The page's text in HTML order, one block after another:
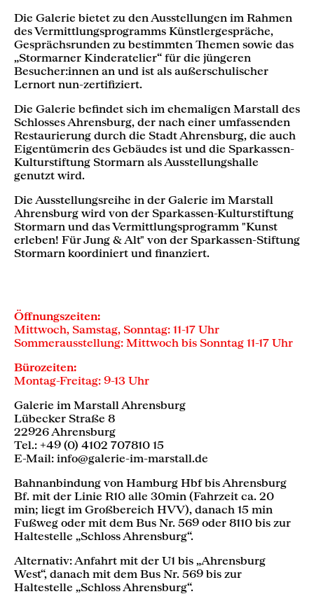
Die Galerie bietet zu den Ausstellungen im Rahmen
des Vermittlungsprogramms Künstlergespräche,
Gesprächsrunden zu bestimmten Themen sowie das
„Stormarner Kinderatelier“ für die jüngeren
Besucher:innen an und ist als außerschulischer
Lernort nun-zertifiziert.
Die Galerie befindet sich im ehemaligen Marstall des
Schlosses Ahrensburg, der nach einer umfassenden
Restaurierung durch die Stadt Ahrensburg, die auch
Eigentümerin des Gebäudes ist und die Sparkassen-
Kulturstiftung Stormarn als Ausstellungshalle
genutzt wird.
Die Ausstellungsreihe in der Galerie im Marstall
Ahrensburg wird von der Sparkassen-Kulturstiftung
Stormarn und das Vermittlungsprogramm "Kunst
erleben! Für Jung & Alt" von der Sparkassen-Stiftung
Stormarn koordiniert und finanziert.
Öffnungszeiten:
Mittwoch, Samstag, Sonntag: 11-17 Uhr
Sommerausstellung: Mittwoch bis Sonntag 11-17 Uhr
Bürozeiten:
Montag-Freitag: 9-13 Uhr
Galerie im Marstall Ahrensburg
Lübecker Straße 8
22926 Ahrensburg
Tel.: +49 (0) 4102 707810 15
E-Mail: info@galerie-im-marstall.de
Bahnanbindung von Hamburg Hbf bis Ahrensburg
Bf. mit der Linie R10 alle 30min (Fahrzeit ca. 20
min; liegt im Großbereich HVV), danach 15 min
Fußweg oder mit dem Bus Nr. 569 oder 8110 bis zur
Haltestelle „Schloss Ahrensburg“.
Alternativ: Anfahrt mit der U1 bis „Ahrensburg
West“, danach mit dem Bus Nr. 569 bis zur
Haltestelle „Schloss Ahrensburg“.